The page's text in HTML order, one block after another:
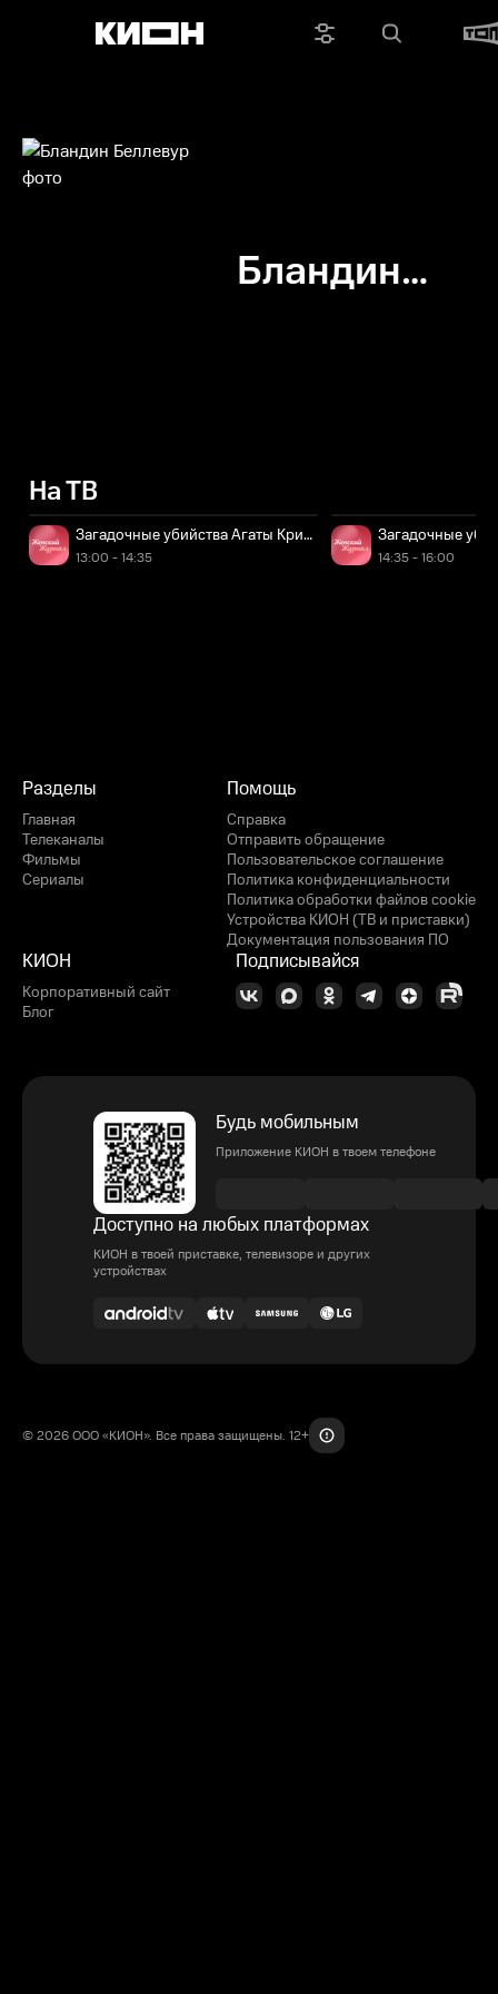
Бландин
На ТВ
Загадочные убийства Агаты Кристи. 7-я серия
13:00 - 14:35
Загадочные
14:35 - 16:00
Разделы
Главная
Телеканалы
Фильмы
Сериалы
Помощь
Справка
Отправить обращение
Пользовательское соглашение
Политика конфиденциальности
Политика обработки файлов cookie
Устройства КИОН (ТВ и приставки)
Документация пользования ПО
КИОН
Корпоративный сайт
Блог
Подписывайся
Будь мобильным
Приложение КИОН в твоем телефоне
Доступно на любых платформах
КИОН в твоей приставке, телевизоре и других
устройствах
© 2026 ООО «КИОН». Все права защищены. 12+